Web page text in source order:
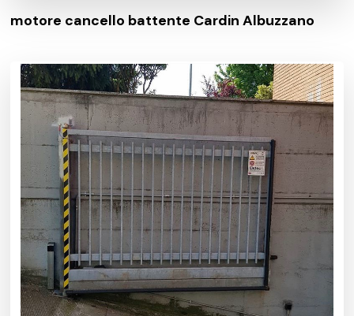
motore cancello battente Cardin Albuzzano